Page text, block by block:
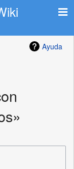
Ayuda